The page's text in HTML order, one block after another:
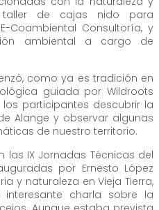
de cajas nido para
Coambiental Consultoría, y
ambiental a cargo de
como ya es tradición en
guiada por Wildroots
participantes descubrir la
Alange y observar algunas
de nuestro territorio.
las IX Jornadas Técnicas del
por Ernesto López
y naturaleza en Vieja Tierra,
charla sobre la